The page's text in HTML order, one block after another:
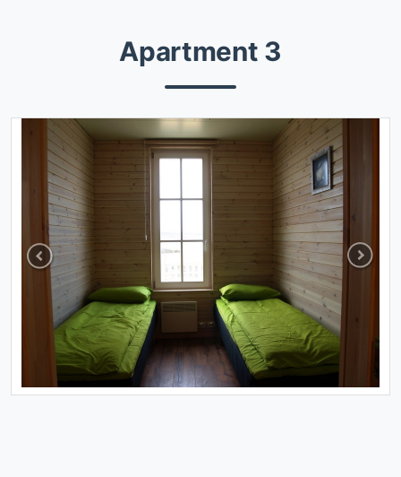
Apartment 3
Previous Next